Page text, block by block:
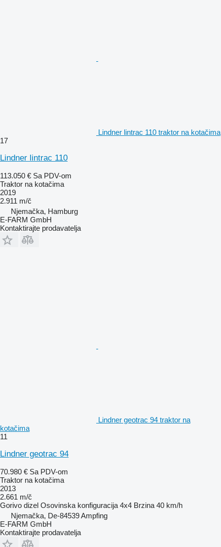
Lindner lintrac 110 traktor na kotačima
17
Lindner lintrac 110
113.050 € Sa PDV-om
Traktor na kotačima
2019
2.911 m/č
Njemačka, Hamburg
E-FARM GmbH
Kontaktirajte prodavatelja
Lindner geotrac 94 traktor na
kotačima
11
Lindner geotrac 94
70.980 € Sa PDV-om
Traktor na kotačima
2013
2.661 m/č
Gorivo dizel Osovinska konfiguracija 4x4 Brzina 40 km/h
Njemačka, De-84539 Ampfing
E-FARM GmbH
Kontaktirajte prodavatelja